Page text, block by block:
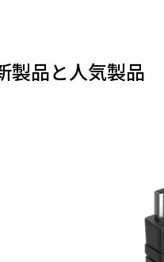
製品と人気製品